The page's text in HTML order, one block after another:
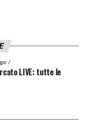
al mese (2,7
tre volte di
la scorsa
LIVE: tutte le